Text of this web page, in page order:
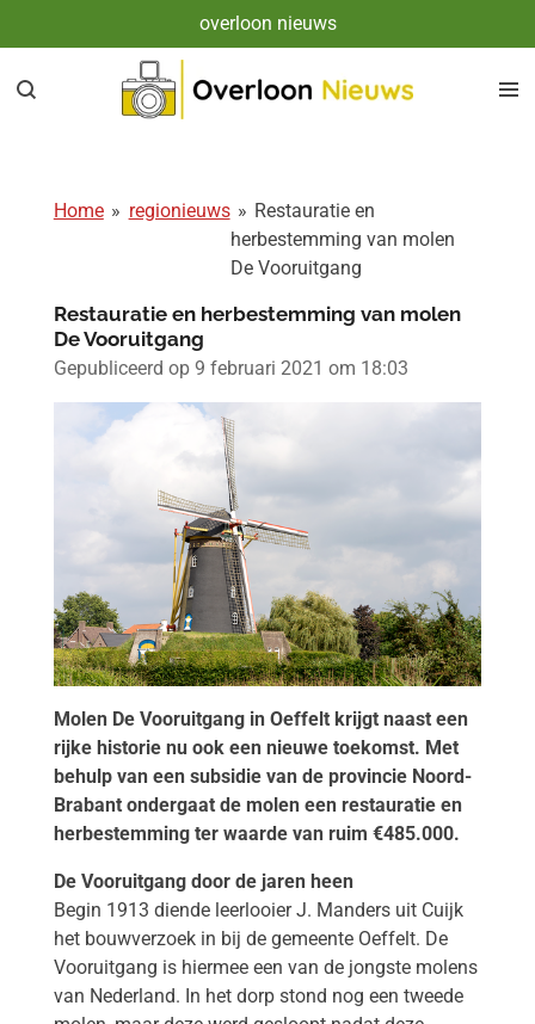
direct
naar
overloon nieuws
Home » regionieuws » Restauratie en
herbestemming van molen
De Vooruitgang
Restauratie en herbestemming van molen
De Vooruitgang
Gepubliceerd op 9 februari 2021 om 18:03
Molen De Vooruitgang in Oeffelt krijgt naast een
rijke historie nu ook een nieuwe toekomst. Met
behulp van een subsidie van de provincie Noord-
Brabant ondergaat de molen een restauratie en
herbestemming ter waarde van ruim €485.000.
De Vooruitgang door de jaren heen
Begin 1913 diende leerlooier J. Manders uit Cuijk
het bouwverzoek in bij de gemeente Oeffelt. De
Vooruitgang is hiermee een van de jongste molens
van Nederland. In het dorp stond nog een tweede